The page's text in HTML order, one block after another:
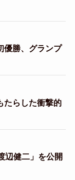
優勝、グランプ
たらした衝撃的
辺健二」を公開